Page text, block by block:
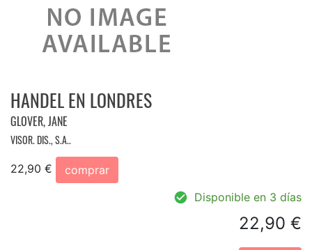
HANDEL EN LONDRES
GLOVER, JANE
VISOR. DIS., S.A..
22,90 €
comprar
Disponible en 3 días
22,90 €